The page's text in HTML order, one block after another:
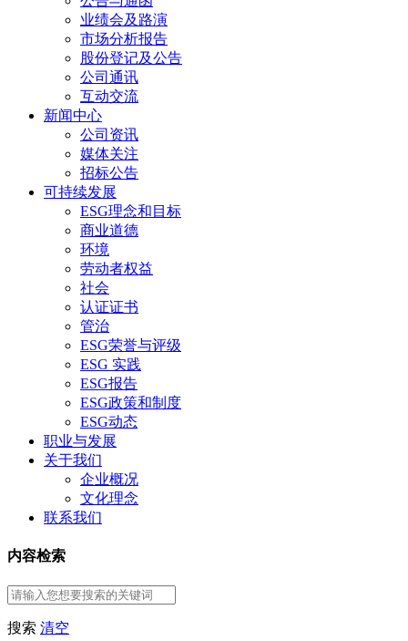
业绩会及路演
市场分析报告
股份登记及公告
公司通讯
互动交流
新闻中心
公司资讯
媒体关注
招标公告
可持续发展
ESG理念和目标
商业道德
环境
劳动者权益
社会
认证证书
管治
ESG荣誉与评级
ESG 实践
ESG报告
ESG政策和制度
ESG动态
职业与发展
关于我们
企业概况
文化理念
联系我们
内容检索
搜索 清空